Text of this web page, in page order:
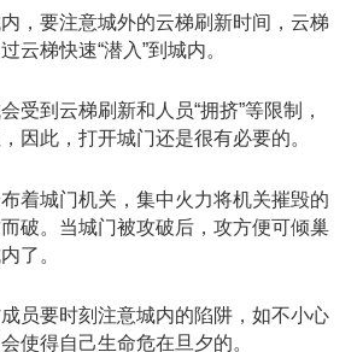
要注意城外的云梯刷新时间，云梯
云梯快速“潜入”到城内。
到云梯刷新和人员“拥挤”等限制，
因此，打开城门还是很有必要的。
城门机关，集中火力将机关摧毁的
破。当城门被攻破后，攻方便可倾巢
了。
要时刻注意城内的陷阱，如不小心
使得自己生命危在旦夕的。